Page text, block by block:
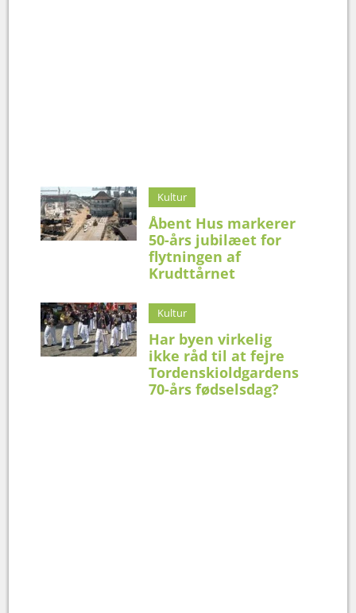
Kultur
Åbent Hus markerer
50-års jubilæet for
flytningen af
Krudttårnet
Kultur
Har byen virkelig
ikke råd til at fejre
Tordenskioldgardens
70-års fødselsdag?